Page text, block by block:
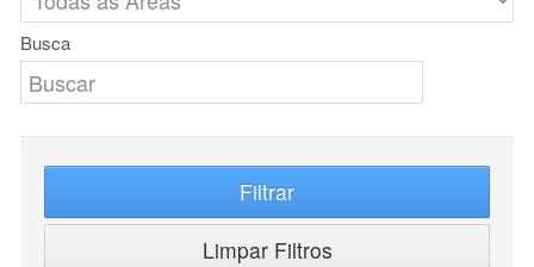
Busca
Filtrar
Limpar Filtros